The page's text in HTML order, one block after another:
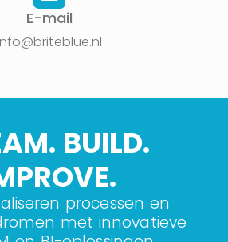
E-mail
BUILD.
processen en
met innovatieve